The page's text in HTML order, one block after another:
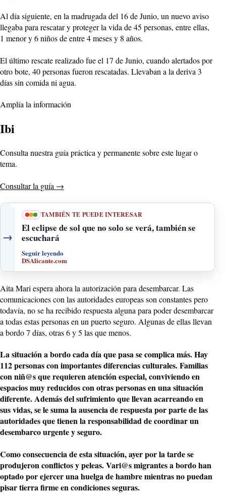
Al día siguiente, en la madrugada del 16 de Junio, un nuevo aviso
llegaba para rescatar y proteger la vida de 45 personas, entre ellas,
1 menor y 6 niños de entre 4 meses y 8 años.
El último rescate realizado fue el 17 de Junio, cuando alertados por
otro bote, 40 personas fueron rescatadas. Llevaban a la deriva 3
días sin comida ni agua.
Amplía la información
Ibi
Consulta nuestra guía práctica y permanente sobre este lugar o
tema.
Consultar la guía →
→
TAMBIÉN TE PUEDE INTERESAR
El eclipse de sol que no solo se verá, también se
escuchará
Seguir leyendo
DSAlicante.com
Aita Mari espera ahora la autorización para desembarcar. Las
comunicaciones con las autoridades europeas son constantes pero
todavía, no se ha recibido respuesta alguna para poder desembarcar
a todas estas personas en un puerto seguro. Algunas de ellas llevan
a bordo 7 días, otras 6 y 5 las que menos.
La situación a bordo cada día que pasa se complica más. Hay
112 personas con importantes diferencias culturales. Familias
con niñ@s que requieren atención especial, conviviendo en
espacios muy reducidos con otras personas en una situación
diferente. Además del sufrimiento que llevan acarreando en
sus vidas, se le suma la ausencia de respuesta por parte de las
autoridades que tienen la responsabilidad de coordinar un
desembarco urgente y seguro.
Como consecuencia de esta situación, ayer por la tarde se
produjeron conflictos y peleas. Vari@s migrantes a bordo han
optado por ejercer una huelga de hambre mientras no puedan
pisar tierra firme en condiciones seguras.